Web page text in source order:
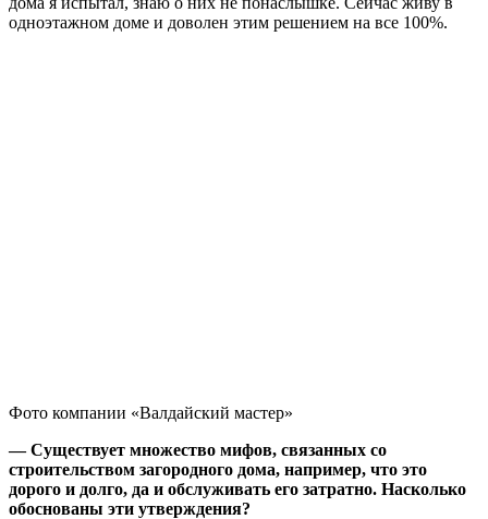
одноэтажном доме и доволен этим решением на все 100%.
Фото компании «Валдайский мастер»
— Существует множество мифов, связанных со
строительством загородного дома, например, что это
дорого и долго, да и обслуживать его затратно. Насколько
обоснованы эти утверждения?